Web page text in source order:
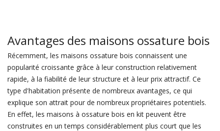
Avantages des maisons ossature bois
Récemment, les maisons ossature bois connaissent une
popularité croissante grâce à leur construction relativement
rapide, à la fiabilité de leur structure et à leur prix attractif. Ce
type d'habitation présente de nombreux avantages, ce qui
explique son attrait pour de nombreux propriétaires potentiels.
En effet, les maisons à ossature bois en kit peuvent être
construites en un temps considérablement plus court que les